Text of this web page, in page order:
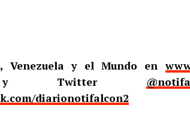
Venezuela y el Mundo en
diarionotifalcon2